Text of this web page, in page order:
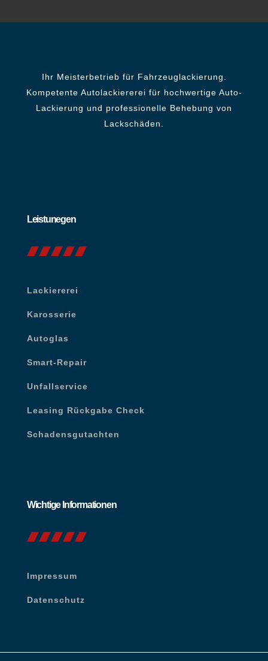
Ihr Meisterbetrieb für Fahrzeuglackierung.
Kompetente Autolackiererei für hochwertige Auto-
Lackierung und professionelle Behebung von
Lackschäden.
Leistunegen
Lackiererei
Karosserie
Autoglas
Smart-Repair
Unfallservice
Leasing Rückgabe Check
Schadensgutachten
Wichtige Informationen
Impressum
Datenschutz